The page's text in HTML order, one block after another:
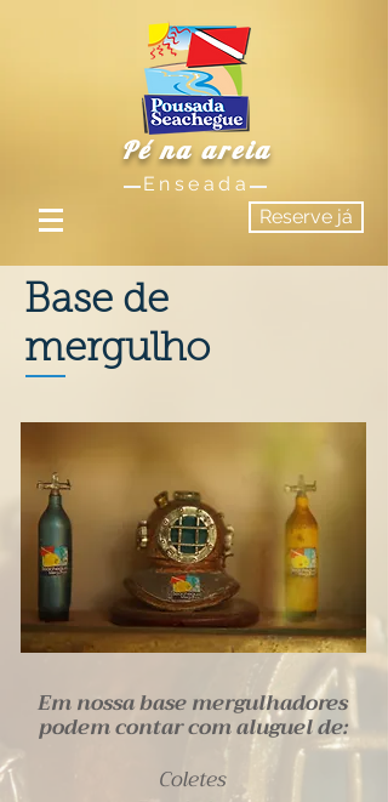
Pé na areia
Enseada
Reserve já
Base de
mergulho
Em nossa base mergulhadores
podem contar com aluguel de:
Coletes